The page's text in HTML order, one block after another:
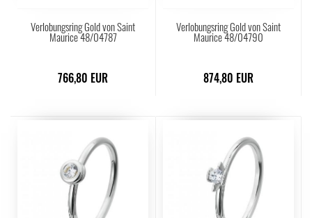
Verlobungsring Gold von Saint
Maurice 48/04787
766,80 EUR
Verlobungsring Gold von Saint
Maurice 48/04790
874,80 EUR